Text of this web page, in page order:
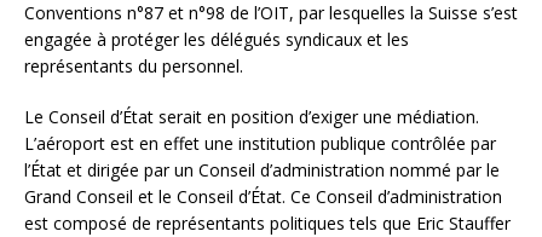
Conventions n°87 et n°98 de l’OIT, par lesquelles la Suisse s’est
engagée à protéger les délégués syndicaux et les
représentants du personnel.
Le Conseil d’État serait en position d’exiger une médiation.
L’aéroport est en effet une institution publique contrôlée par
l’État et dirigée par un Conseil d’administration nommé par le
Grand Conseil et le Conseil d’État. Ce Conseil d’administration
est composé de représentants politiques tels que Eric Stauffer